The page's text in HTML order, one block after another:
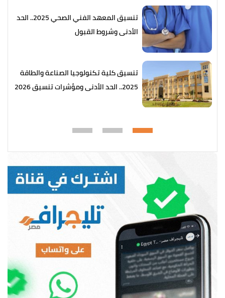
تنسيق المعهد الفني الصحي 2025.. الحد
الأدنى وشروط القبول
تنسيق كلية تكنولوجيا الصناعة والطاقة
2025.. الحد الأدنى ومؤشرات تنسيق 2026